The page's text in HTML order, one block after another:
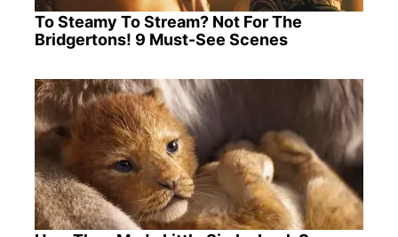
To Steamy To Stream? Not For The
Bridgertons! 9 Must-See Scenes